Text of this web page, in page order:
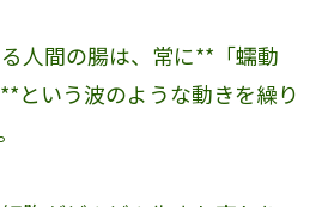
人間の腸は、常に**「蠕動
という波のような動きを繰り